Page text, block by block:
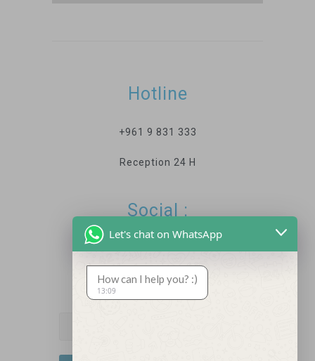
Hotline
+961 9 831 333
Reception 24 H
Social :
Newsletter
Let's chat on WhatsApp
How can I help you? :)
13:09